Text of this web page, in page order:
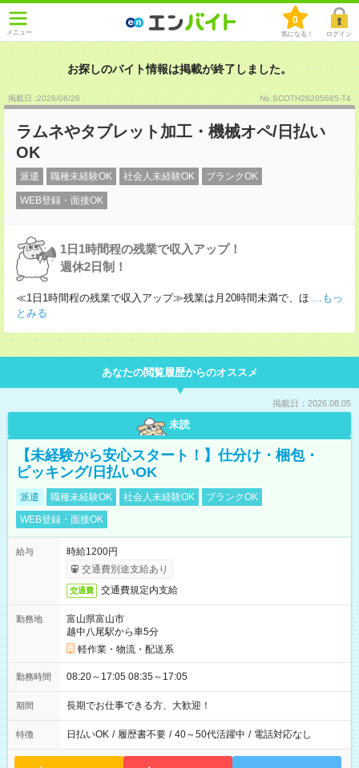
メニュー
0
気になる！ ログイン
お探しのバイト情報は掲載が終了しました。
掲載日 :2026/06/26 No.SCOTH26205685-T4
ラムネやタブレット加工・機械オペ/日払い
OK
派遣 職種未経験OK 社会人未経験OK ブランクOK
WEB登録・面接OK
1日1時間程の残業で収入アップ！
週休2日制！
≪1日1時間程の残業で収入アップ≫残業は月20時間未満で、ほ ...もっ
とみる
あなたの閲覧履歴からのオススメ
掲載日：2026.08.05
未読
【未経験から安心スタート！】仕分け・梱包・
ピッキング/日払いOK
派遣 職種未経験OK 社会人未経験OK
ブランクOK
WEB登録・面接OK
給与
時給1200円
交通費別途支給あり
交通費 交通費規定内支給
勤務地
富山県富山市
越中八尾駅から車5分
軽作業・物流・配送系
勤務時間 08:20～17:05 08:35～17:05
期間 長期でお仕事できる方、大歓迎！
特徴 日払いOK / 履歴書不要 / 40～50代活躍中 / 電話対応なし